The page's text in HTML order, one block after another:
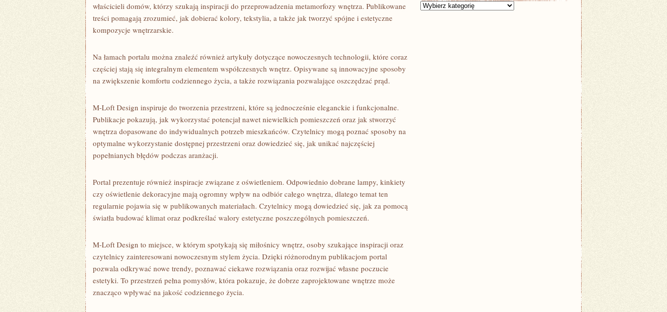
właścicieli domów, którzy szukają inspiracji do przeprowadzenia metamorfozy wnętrza. Publikowane
treści pomagają zrozumieć, jak dobierać kolory, tekstylia, a także jak tworzyć spójne i estetyczne
kompozycje wnętrzarskie.
Na łamach portalu można znaleźć również artykuły dotyczące nowoczesnych technologii, które coraz
częściej stają się integralnym elementem współczesnych wnętrz. Opisywane są innowacyjne sposoby
na zwiększenie komfortu codziennego życia, a także rozwiązania pozwalające oszczędzać prąd.
M-Loft Design inspiruje do tworzenia przestrzeni, które są jednocześnie eleganckie i funkcjonalne.
Publikacje pokazują, jak wykorzystać potencjał nawet niewielkich pomieszczeń oraz jak stworzyć
wnętrza dopasowane do indywidualnych potrzeb mieszkańców. Czytelnicy mogą poznać sposoby na
optymalne wykorzystanie dostępnej przestrzeni oraz dowiedzieć się, jak unikać najczęściej
popełnianych błędów podczas aranżacji.
Portal prezentuje również inspiracje związane z oświetleniem. Odpowiednio dobrane lampy, kinkiety
czy oświetlenie dekoracyjne mają ogromny wpływ na odbiór całego wnętrza, dlatego temat ten
regularnie pojawia się w publikowanych materiałach. Czytelnicy mogą dowiedzieć się, jak za pomocą
światła budować klimat oraz podkreślać walory estetyczne poszczególnych pomieszczeń.
M-Loft Design to miejsce, w którym spotykają się miłośnicy wnętrz, osoby szukające inspiracji oraz
czytelnicy zainteresowani nowoczesnym stylem życia. Dzięki różnorodnym publikacjom portal
pozwala odkrywać nowe trendy, poznawać ciekawe rozwiązania oraz rozwijać własne poczucie
estetyki. To przestrzeń pełna pomysłów, która pokazuje, że dobrze zaprojektowane wnętrze może
znacząco wpływać na jakość codziennego życia.
Kategorie